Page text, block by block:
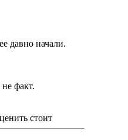
давно начали.
факт.
стоит